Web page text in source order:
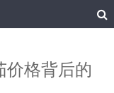
格背后的